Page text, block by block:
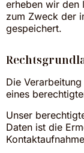
erheben wir den
zum Zweck der
gespeichert.
Die
eines
Unser
Daten ist die